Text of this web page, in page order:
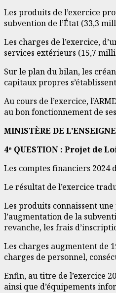
Les produits de l’exercice
subvention de l’État (33,3
Les charges de l’exercice,
services extérieurs (15,7
Sur le plan du bilan, les
capitaux propres
Au cours de l’exercice,
au bon fonctionnement de
MINISTÈRE DE
4ᵉ QUESTION : Projet de
Les comptes financiers 2024
Le résultat de l’exercice
Les produits connaissent
l’augmentation de la
revanche, les frais
Les charges augmentent de
charges de personnel,
Enfin, au titre de l’exercice
ainsi que d’équipements